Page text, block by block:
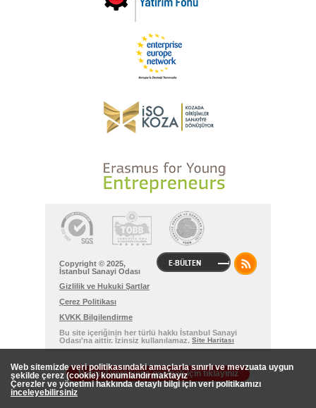
E-BÜLTEN
Copyright © 2025,
İstanbul Sanayi Odası
Gizlilik ve Hukuki Şartlar
Çerez Politikası
KVKK Bilgilendirme
Bu site içeriğinin her türlü hakkı İstanbul Sanayi
Odası'na aittir. İzinsiz kullanılamaz. Site Haritası
Normal versiyona geçmek için tıklayınız
Web sitemizde veri politikasındaki amaçlarla sınırlı ve mevzuata uygun
şekilde çerez (cookie) konumlandırmaktayız
Çerezler ve yönetimi hakkında detaylı bilgi için veri politikamızı
inceleyebilirsiniz